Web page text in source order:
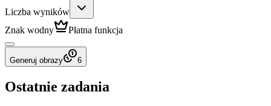
Liczba wyników
Znak wodny
Płatna funkcja
Generuj obrazy 6
Ostatnie zadania